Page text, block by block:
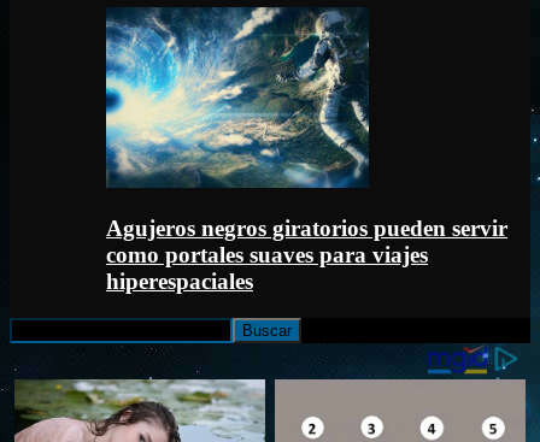
Agujeros negros giratorios pueden servir
como portales suaves para viajes
hiperespaciales